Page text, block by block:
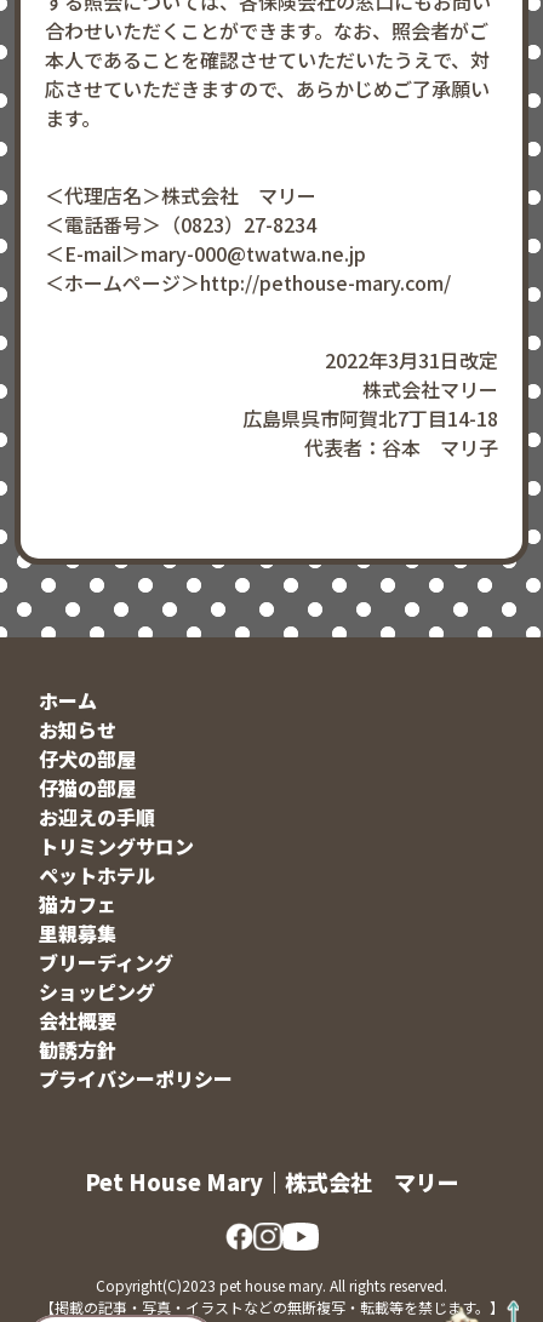
合わせいただくことができます。なお、照会者がご
本人であることを確認させていただいたうえで、対
応させていただきますので、あらかじめご了承願い
ます。
＜代理店名＞株式会社 マリー
＜電話番号＞（0823）27-8234
＜E-mail＞mary-000@twatwa.ne.jp
＜ホームページ＞http://pethouse-mary.com/
2022年3月31日改定
株式会社マリー
広島県呉市阿賀北7丁目14-18
代表者：谷本 マリ子
ホーム
お知らせ
仔犬の部屋
仔猫の部屋
お迎えの手順
トリミングサロン
ペットホテル
猫カフェ
里親募集
ブリーディング
ショッピング
会社概要
勧誘方針
プライバシーポリシー
Pet House Mary｜株式会社 マリー
Copyright(C)2023 pet house mary. All rights reserved.
【掲載の記事・写真・イラストなどの無断複写・転載等を禁じます。】